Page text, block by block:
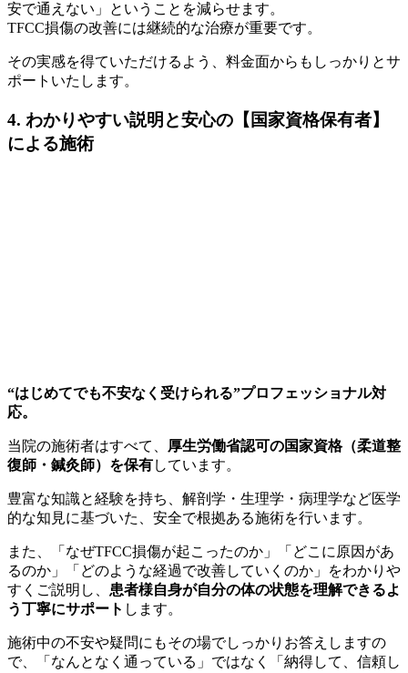
安で通えない」ということを減らせます。
TFCC損傷の改善には継続的な治療が重要です。
その実感を得ていただけるよう、料金面からもしっかりとサ
ポートいたします。
4. わかりやすい説明と安心の【国家資格保有者】
による施術
“はじめてでも不安なく受けられる”プロフェッショナル対
応。
当院の施術者はすべて、 厚生労働省認可の国家資格（柔道整
復師・鍼灸師）を保有しています。
豊富な知識と経験を持ち、解剖学・生理学・病理学など医学
的な知見に基づいた、安全で根拠ある施術を行います。
また、「なぜTFCC損傷が起こったのか」「どこに原因があ
るのか」「どのような経過で改善していくのか」をわかりや
すくご説明し、 患者様自身が自分の体の状態を理解できるよ
う丁寧にサポート します。
施術中の不安や疑問にもその場でしっかりお答えしますの
で、「なんとなく通っている」ではなく「納得して、信頼し